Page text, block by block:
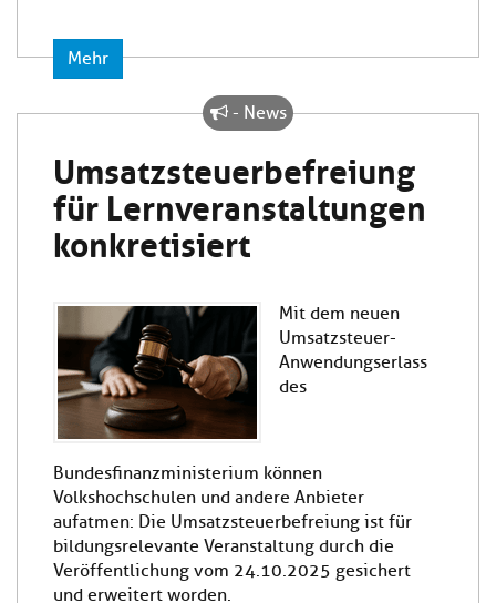
Mehr
Umsatzsteuerbefreiung
für Lernveranstaltungen
konkretisiert
- News
Mit dem neuen
Umsatzsteuer-
Anwendungserlass
des
Bundesfinanzministerium können
Volkshochschulen und andere Anbieter
aufatmen: Die Umsatzsteuerbefreiung ist für
bildungsrelevante Veranstaltung durch die
Veröffentlichung vom 24.10.2025 gesichert
und erweitert worden.